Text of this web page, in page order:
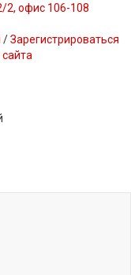
2, офис 106-108
/Зарегистрироваться
сайта